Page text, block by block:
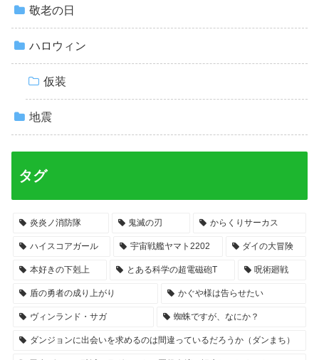
敬老の日
ハロウィン
仮装
地震
タグ
炎炎ノ消防隊 鬼滅の刃 からくりサーカス
ハイスコアガール 宇宙戦艦ヤマト2202 ダイの大冒険
本好きの下剋上 とある科学の超電磁砲T 呪術廻戦
盾の勇者の成り上がり かぐや様は告らせたい
ヴィンランド・サガ 蜘蛛ですが、なにか？
ダンジョンに出会いを求めるのは間違っているだろうか（ダンまち）